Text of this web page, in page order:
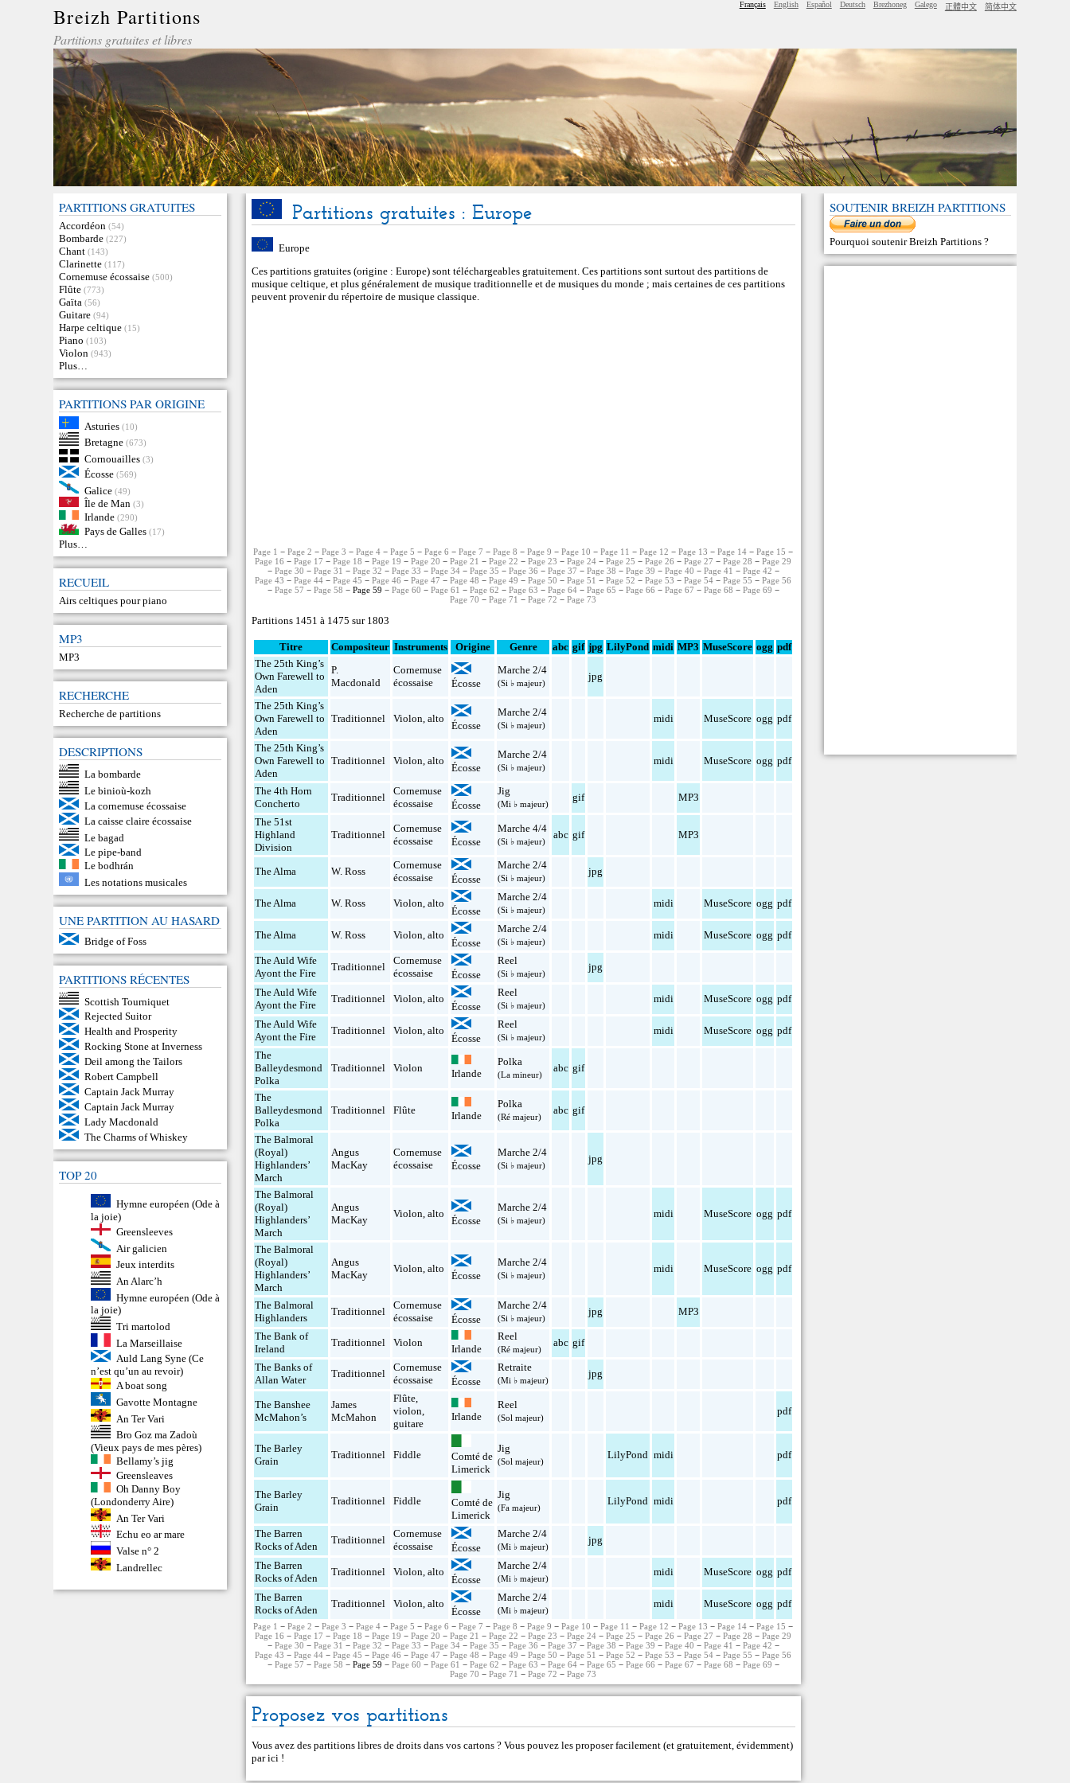
Breizh Partitions
Partitions gratuites et libres
Français English Español Deutsch Brezhoneg Galego 正體中文 简体中文
PARTITIONS GRATUITES
Accordéon (54)
Bombarde (227)
Chant (143)
Clarinette (117)
Cornemuse écossaise (500)
Flûte (773)
Gaïta (56)
Guitare (94)
Harpe celtique (15)
Piano (103)
Violon (943)
Plus…
PARTITIONS PAR ORIGINE
Asturies (10)
Bretagne (673)
Cornouailles (3)
Écosse (569)
Galice (49)
Île de Man (3)
Irlande (290)
Pays de Galles (17)
Plus…
RECUEIL
Airs celtiques pour piano
MP3
MP3
RECHERCHE
Recherche de partitions
DESCRIPTIONS
La bombarde
Le binioù-kozh
La cornemuse écossaise
La caisse claire écossaise
Le bagad
Le pipe-band
Le bodhrán
Les notations musicales
UNE PARTITION AU HASARD
Bridge of Foss
PARTITIONS RÉCENTES
Scottish Tourniquet
Rejected Suitor
Health and Prosperity
Rocking Stone at Inverness
Deil among the Tailors
Robert Campbell
Captain Jack Murray
Captain Jack Murray
Lady Macdonald
The Charms of Whiskey
TOP 20
Hymne européen (Ode à
la joie)
Greensleeves
Air galicien
Jeux interdits
An Alarc’h
Hymne européen (Ode à
la joie)
Tri martolod
La Marseillaise
Auld Lang Syne (Ce
n’est qu’un au revoir)
A boat song
Gavotte Montagne
An Ter Vari
Bro Goz ma Zadoù
(Vieux pays de mes pères)
Bellamy’s jig
Greensleaves
Oh Danny Boy
(Londonderry Aire)
An Ter Vari
Echu eo ar mare
Valse n° 2
Landrellec
Partitions gratuites : Europe
Europe
Ces partitions gratuites (origine : Europe) sont téléchargeables gratuitement. Ces partitions sont surtout des partitions de
musique celtique, et plus généralement de musique traditionnelle et de musiques du monde ; mais certaines de ces partitions
peuvent provenir du répertoire de musique classique.
Page 1 −Page 2 −Page 3 −Page 4 −Page 5 −Page 6 −Page 7 −Page 8 −Page 9 −Page 10 −Page 11 −Page 12 −Page 13 −Page 14 −Page 15 −
Page 16 −Page 17 −Page 18 −Page 19 −Page 20 −Page 21 −Page 22 −Page 23 −Page 24 −Page 25 −Page 26 −Page 27 −Page 28 −Page 29
− Page 30 − Page 31 − Page 32 − Page 33 − Page 34− Page 35 − Page 36 − Page 37 − Page 38 − Page 39 − Page 40 − Page 41 − Page 42 −
Page 43 −Page 44 −Page 45 −Page 46 −Page 47 −Page 48 −Page 49 −Page 50 −Page 51 −Page 52 −Page 53 −Page 54 −Page 55 −Page 56
− Page 57 − Page 58 − Page 59 − Page 60 − Page 61 − Page 62 − Page 63 − Page 64− Page 65 − Page 66 − Page 67 − Page 68 − Page 69 −
Page 70 −Page 71 −Page 72 −Page 73
Partitions 1451 à 1475 sur 1803
Titre Compositeur Instruments Origine Genre abc gif jpg LilyPond midi MP3 MuseScore ogg pdf
The 25th King’s
Own Farewell to
Aden
P.
Macdonald
Cornemuse
écossaise
Écosse
Marche 2/4
(Si ♭ majeur)
jpg
The 25th King’s
Own Farewell to
Aden
Traditionnel Violon ,alto
Écosse
Marche 2/4
(Si ♭ majeur)
midi MuseScore ogg pdf
The 25th King’s
Own Farewell to
Aden
Traditionnel Violon ,alto
Écosse
Marche 2/4
(Si ♭ majeur)
midi MuseScore ogg pdf
The 4th Horn
Concherto
Traditionnel
Cornemuse
écossaise
Écosse
Jig
(Mi ♭ majeur)
gif MP3
The 51st
Highland
Division
Traditionnel
Cornemuse
écossaise
Écosse
Marche 4/4
(Si ♭ majeur)
abc gif MP3
The Alma W. Ross
Cornemuse
écossaise
Écosse
Marche 2/4
(Si ♭ majeur)
jpg
The Alma W. Ross Violon ,alto
Écosse
Marche 2/4
(Si ♭ majeur)
midi MuseScore ogg pdf
The Alma W. Ross Violon ,alto
Écosse
Marche 2/4
(Si ♭ majeur)
midi MuseScore ogg pdf
The Auld Wife
Ayont the Fire
Traditionnel
Cornemuse
écossaise
Écosse
Reel
(Si ♭ majeur)
jpg
The Auld Wife
Ayont the Fire
Traditionnel Violon ,alto
Écosse
Reel
(Si ♭ majeur)
midi MuseScore ogg pdf
The Auld Wife
Ayont the Fire
Traditionnel Violon ,alto
Écosse
Reel
(Si ♭ majeur)
midi MuseScore ogg pdf
The
Balleydesmond
Polka
Traditionnel Violon Irlande
Polka
(La mineur)
abc gif
The
Balleydesmond
Polka
Traditionnel Flûte Irlande
Polka
(Ré majeur)
abc gif
The Balmoral
(Royal)
Highlanders’
March
Angus
MacKay
Cornemuse
écossaise
Écosse
Marche 2/4
(Si ♭ majeur)
jpg
The Balmoral
(Royal)
Highlanders’
March
Angus
MacKay
Violon ,alto
Écosse
Marche 2/4
(Si ♭ majeur)
midi MuseScore ogg pdf
The Balmoral
(Royal)
Highlanders’
March
Angus
MacKay
Violon ,alto
Écosse
Marche 2/4
(Si ♭ majeur)
midi MuseScore ogg pdf
The Balmoral
Highlanders
Traditionnel
Cornemuse
écossaise
Écosse
Marche 2/4
(Si ♭ majeur)
jpg MP3
The Bank of
Ireland
Traditionnel Violon
Irlande
Reel
(Ré majeur)
abc gif
The Banks of
Allan Water
Traditionnel
Cornemuse
écossaise
Écosse
Retraite
(Mi ♭ majeur)
jpg
The Banshee
McMahon’s
James
McMahon
Flûte
violon
guitare
Irlande
Reel
(Sol majeur)
pdf
The Barley
Grain
Traditionnel Fiddle
Comté de
Limerick
Jig
(Sol majeur)
LilyPond midi pdf
The Barley
Grain
Traditionnel Fiddle
Comté de
Limerick
Jig
(Fa majeur)
LilyPond midi pdf
The Barren
Rocks of Aden
Traditionnel
Cornemuse
écossaise
Écosse
Marche 2/4
(Mi ♭ majeur)
jpg
The Barren
Rocks of Aden
Traditionnel Violon ,alto
Écosse
Marche 2/4
(Mi ♭ majeur)
midi MuseScore ogg pdf
The Barren
Rocks of Aden
Traditionnel Violon ,alto
Écosse
Marche 2/4
(Mi ♭ majeur)
midi MuseScore ogg pdf
Page 1 −Page 2 −Page 3 −Page 4 −Page 5 −Page 6 −Page 7 −Page 8 −Page 9 −Page 10 −Page 11 −Page 12 −Page 13 −Page 14 −Page 15 −
Page 16 −Page 17 −Page 18 −Page 19 −Page 20 −Page 21 −Page 22 −Page 23 −Page 24 −Page 25 −Page 26 −Page 27 −Page 28 −Page 29
− Page 30 − Page 31 − Page 32 − Page 33 − Page 34− Page 35 − Page 36 − Page 37 − Page 38 − Page 39 − Page 40 − Page 41 − Page 42 −
Page 43 −Page 44 −Page 45 −Page 46 −Page 47 −Page 48 −Page 49 −Page 50 −Page 51 −Page 52 −Page 53 −Page 54 −Page 55 −Page 56
− Page 57 − Page 58 − Page 59 − Page 60 − Page 61 − Page 62 − Page 63 − Page 64− Page 65 − Page 66 − Page 67 − Page 68 − Page 69 −
Page 70 −Page 71 −Page 72 −Page 73
Proposez vos partitions
Vous avez des partitions libres de droits dans vos cartons ? Vous pouvez les proposer facilement (et gratuitement, évidemment)
par ici !
SOUTENIR BREIZH PARTITIONS
Pourquoi soutenir Breizh Partitions ?